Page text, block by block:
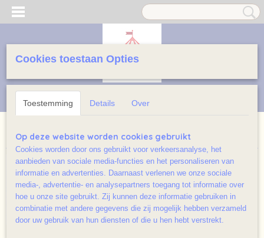
Home >Jeugd licht beschadigd / Ramsj
Cookies toestaan Opties
Toestemming Details Over
Op deze website worden cookies gebruikt
Cookies worden door ons gebruikt voor verkeersanalyse, het
aanbieden van sociale media-functies en het personaliseren van
informatie en advertenties. Daarnaast verlenen we onze sociale
media-, advertentie- en analysepartners toegang tot informatie over
hoe u onze site gebruikt. Zij kunnen deze informatie gebruiken in
combinatie met andere gegevens die zij mogelijk hebben verzameld
door uw gebruik van hun diensten of die u hen hebt verstrekt.